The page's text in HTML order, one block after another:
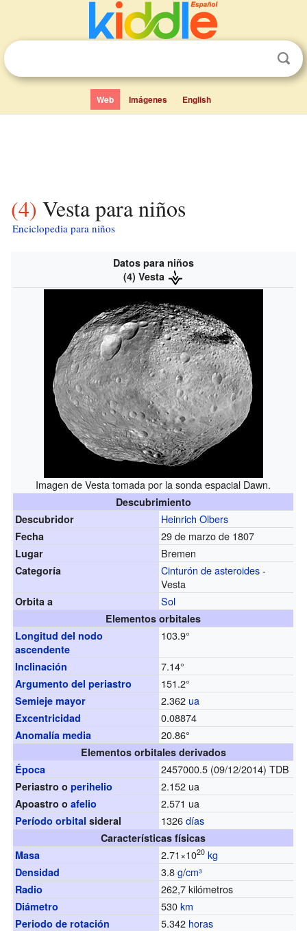
Web Imágenes English
(4) Vesta para niños
Enciclopedia para niños
Datos para niños
(4) Vesta
Imagen de Vesta tomada por la sonda espacial Dawn.
Descubrimiento
Descubridor
Heinrich Olbers
Fecha 29 de marzo de 1807
Lugar Bremen
Categoría Cinturón de asteroides-
Vesta
Orbita a Sol
Elementos orbitales
Longitud del nodo
ascendente
103.9°
Inclinación 7.14°
Argumento del periastro 151.2°
Semieje mayor 2.362 ua
Excentricidad 0.08874
Anomalía media 20.86°
Elementos orbitales derivados
Época
2457000.5 (09/12/2014) TDB
Periastro operihelio 2.152 ua
Apoastro oafelio 2.571 ua
Período orbital sideral 1326días
Características físicas
Masa
2.71×1020 kg
Densidad 3.8g/cm³
Radio 262,7 kilómetros
Diámetro 530km
Periodo de rotación 5.342 horas